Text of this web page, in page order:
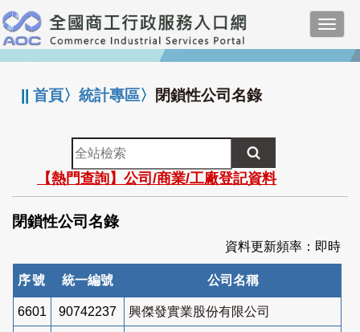
跳
到
主
要
:::
||首頁〉統計專區〉 閉鎖性公司名錄
全
站
檢
索
【熱門查詢】公司/商業/工廠登記資料
閉鎖性公司名錄
資料更新頻率：即時
序號 統一編號 公司名稱
6601 90742237 興傑發實業股份有限公司